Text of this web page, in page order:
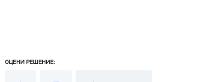
ОЦЕНИ РЕШЕНИЕ: